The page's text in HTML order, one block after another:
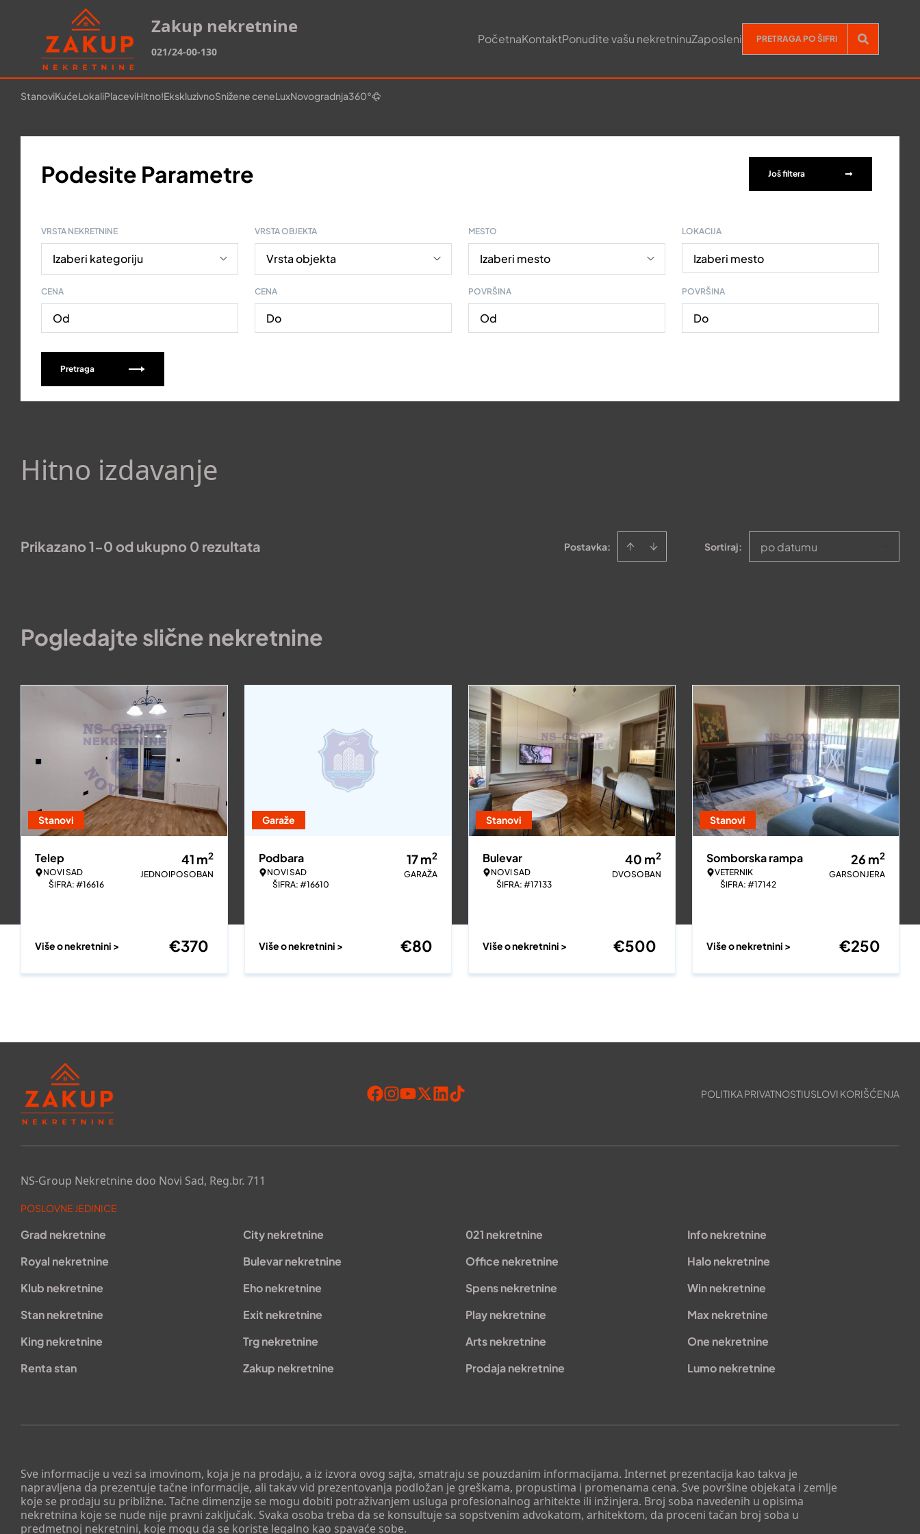
Zakup nekretnine
021/24-00-130
PočetnaKontaktPonudite vašu nekretninuZaposleni
StanoviKućeLokaliPlaceviHitno!EkskluzivnoSnižene ceneLuxNovogradnja360°
Podesite Parametre Još filtera
VRSTA NEKRETNINE VRSTA OBJEKTA MESTO LOKACIJA
Izaberi mesto
CENA CENA POVRŠINA POVRŠINA
Pretraga
Hitno izdavanje
Prikazano 1-0 od ukupno 0 rezultata Postavka: Sortiraj: po datumu
Pogledajte slične nekretnine
Stanovi
Telep
NOVI SAD
ŠIFRA: #16616
41 m2
JEDNOIPOSOBAN
Više o nekretnini > €370
Garaže
Podbara
NOVI SAD
ŠIFRA: #16610
17m2
GARAŽA
Više o nekretnini > €80
Stanovi
Bulevar
NOVI SAD
ŠIFRA: #17133
40 m2
DVOSOBAN
Više o nekretnini > €500
Stanovi
Somborska rampa
VETERNIK
ŠIFRA: #17142
26 m2
GARSONJERA
Više o nekretnini > €250
POLITIKA PRIVATNOSTIUSLOVI KORIŠĆENJA
Sve informacije u vezi sa imovinom, koja je na prodaju, a iz izvora ovog sajta, smatraju se pouzdanim informacijama. Internet prezentacija kao takva je
napravljena da prezentuje tačne informacije, ali takav vid prezentovanja podložan je greškama, propustima i promenama cena. Sve površine objekata i zemlje
koje se prodaju su približne. Tačne dimenzije se mogu dobiti potraživanjem usluga profesionalnog arhitekte ili inžinjera. Broj soba navedenih u opisima
nekretnina koje se nude nije pravni zaključak. Svaka osoba treba da se konsultuje sa sopstvenim advokatom, arhitektom, da proceni tačan broj soba u
predmetnoj nekretnini, koje mogu da se koriste legalno kao spavaće sobe.
NS-Group Nekretnine doo Novi Sad, Reg.br. 711
POSLOVNE JEDINICE
Grad nekretnine City nekretnine 021 nekretnine
Info nekretnine
Royal nekretnine
Bulevar nekretnine Office nekretnine
Halo nekretnine
Klub nekretnine
Eho nekretnine Spens nekretnine
Win nekretnine
Stan nekretnine
Exit nekretnine Play nekretnine
Max nekretnine
King nekretnine
Trg nekretnine Arts nekretnine
One nekretnine
Renta stan
Zakup nekretnine Prodaja nekretnine Lumo nekretnine